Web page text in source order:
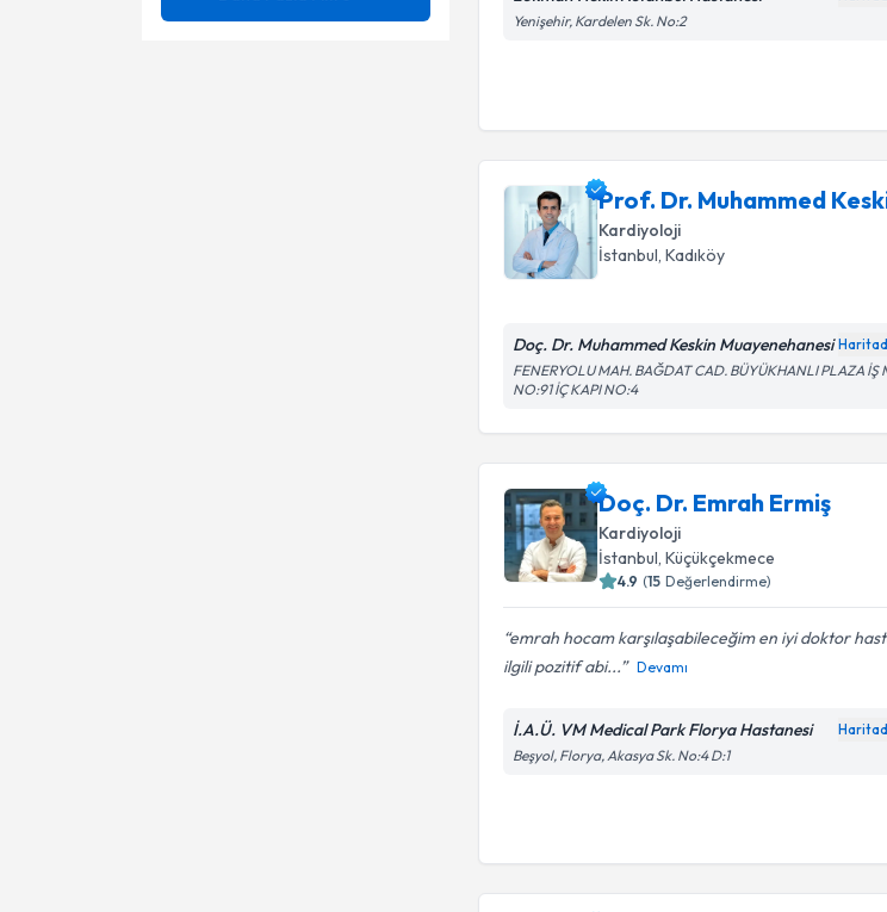
Yenişehir, Kardelen Sk. No:2
Prof. Dr. Muhammed
Kardiyoloji
İstanbul , Kadıköy
Doç. Dr. Muhammed Keskin Muayenehanesi
FENERYOLU MAH. BAĞDAT CAD. BÜYÜKHANLI PLAZA İŞ
NO:91 İÇ KAPI NO:4
Doç. Dr. Emrah Ermiş
Kardiyoloji
İstanbul , Küçükçekmece
4.9 (15 Değerlendirme)
emrah hocam karşılaşabileceğim en iyi doktor
ilgili pozitif abi...
Devamı
İ.A.Ü. VM Medical Park Florya Hastanesi
Beşyol, Florya, Akasya Sk. No:4 D:1